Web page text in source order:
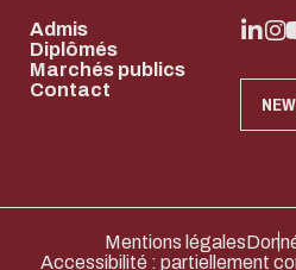
Admis
Diplômés
Marchés publics
Contact
Mentions légales
Accessibilité : partiellement